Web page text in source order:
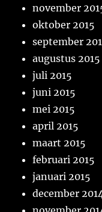
november
oktober 2015
september
augustus 2015
juli 2015
juni 2015
mei 2015
april 2015
maart 2015
februari 2015
januari 2015
december